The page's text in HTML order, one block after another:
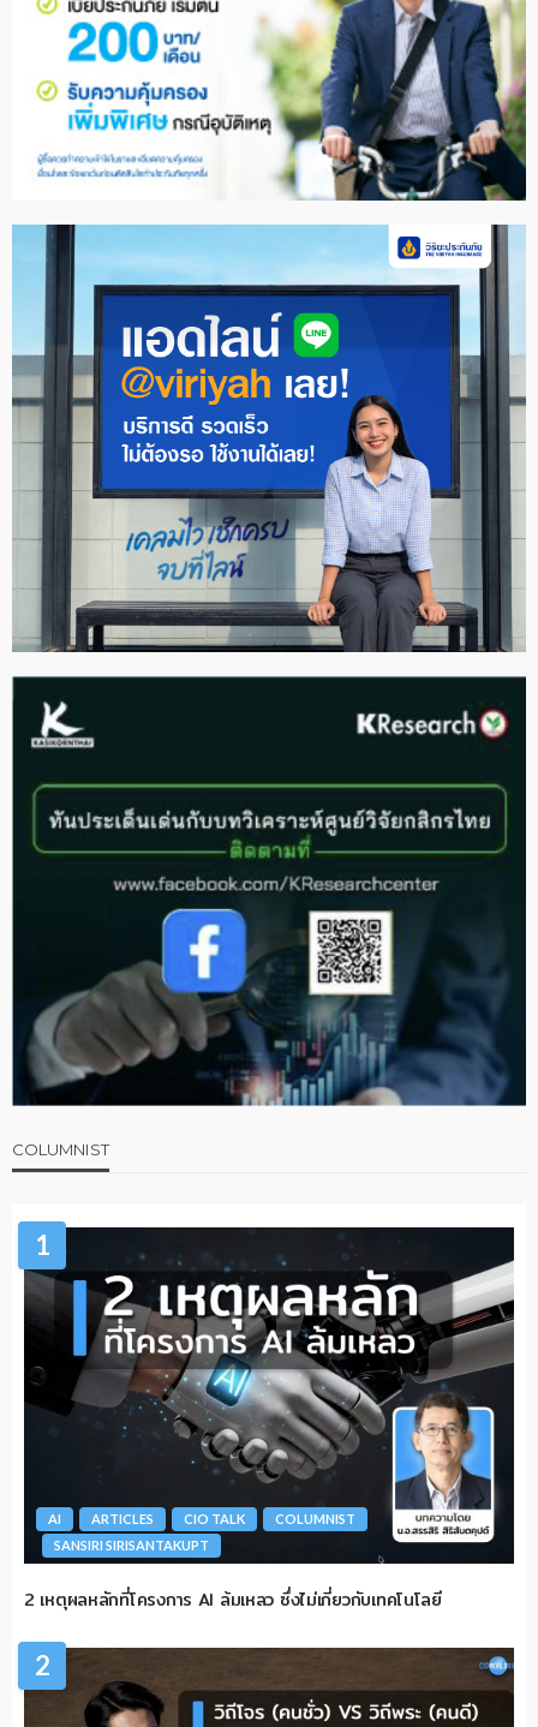
COLUMNIST
1
AI ARTICLES CIO TALK
COLUMNIST
SANSIRI SIRISANTAKUPT
2 เหตุผลหลักที่โครงการ AI ล้มเหลว ซึ่งไม่เกี่ยวกับเทคโนโลยี
2